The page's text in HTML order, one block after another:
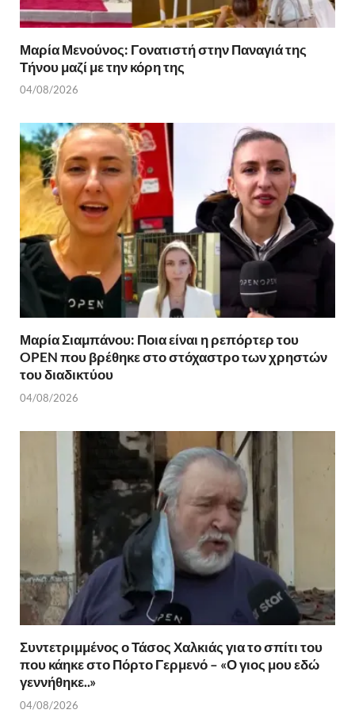
Μαρία Μενούνος: Γονατιστή στην Παναγιά της
Τήνου μαζί με την κόρη της
04/08/2026
Μαρία Σιαμπάνου: Ποια είναι η ρεπόρτερ του
OPEN που βρέθηκε στο στόχαστρο των χρηστών
του διαδικτύου
04/08/2026
Συντετριμμένος ο Τάσος Χαλκιάς για το σπίτι του
που κάηκε στο Πόρτο Γερμενό – «Ο γιος μου εδώ
γεννήθηκε..»
04/08/2026